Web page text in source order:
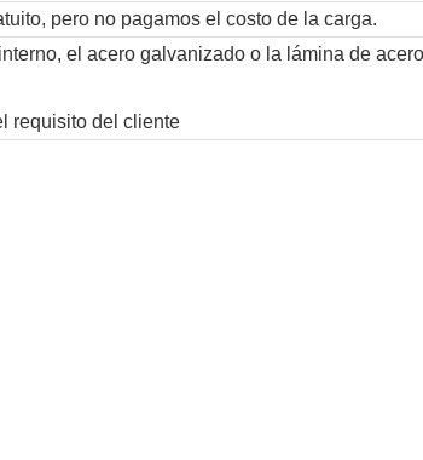
pero no pagamos el costo de la carga.
el acero galvanizado o la lámina de
requisito del cliente